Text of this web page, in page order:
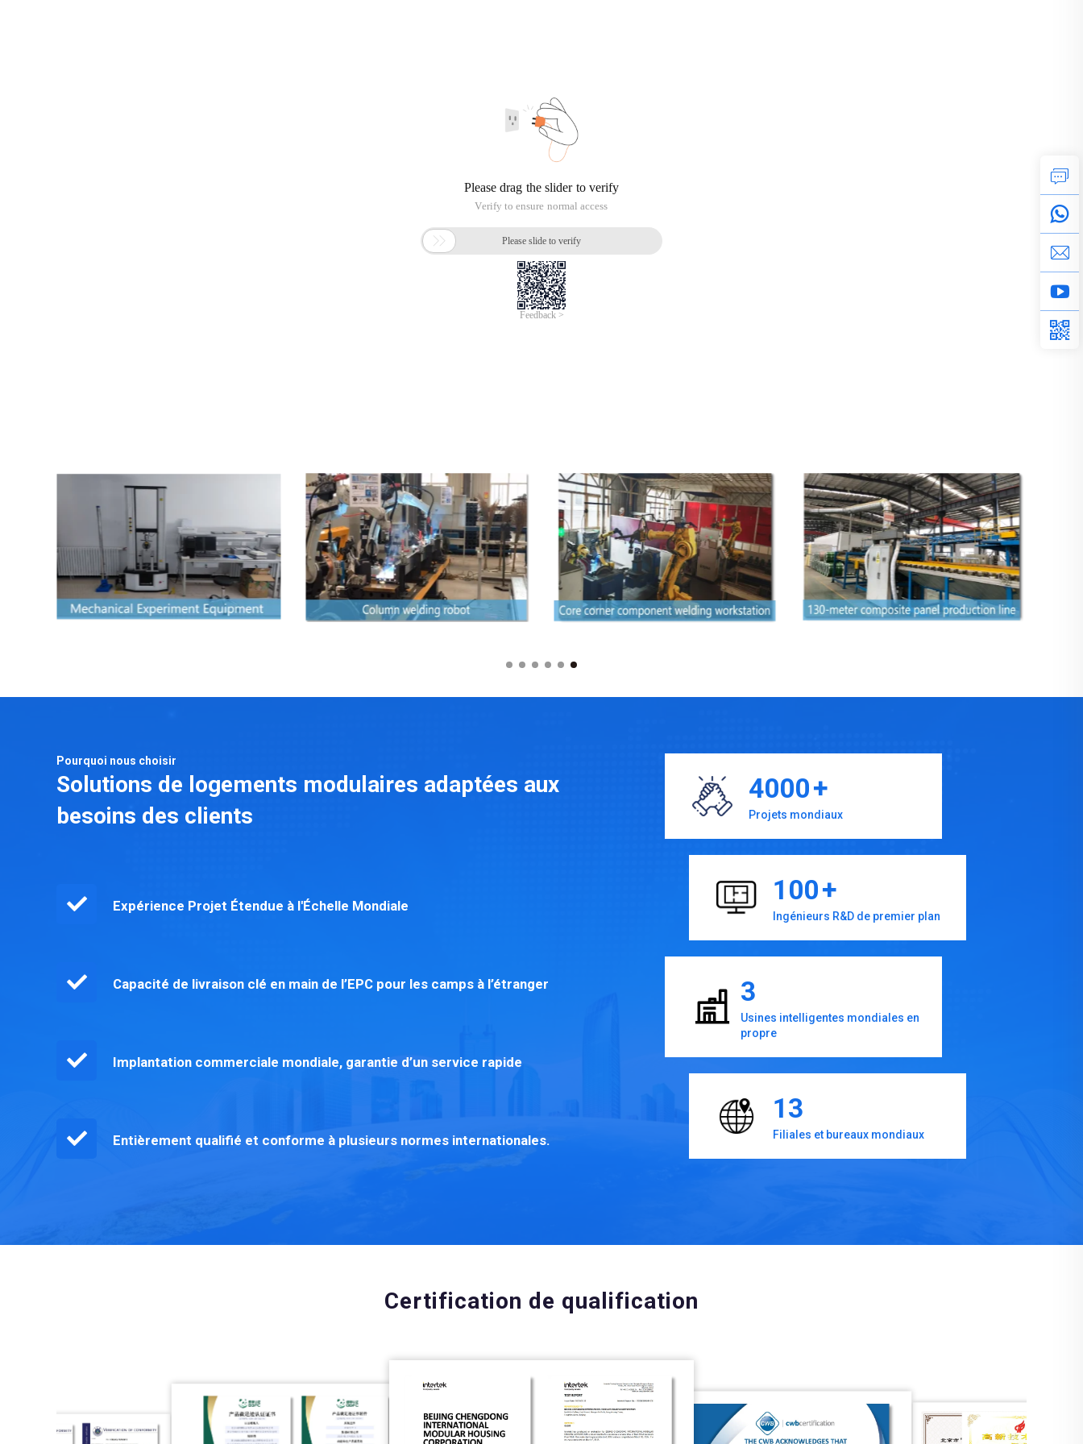
Pourquoi nous choisir
Solutions de logements modulaires adaptées aux
besoins des clients
Expérience Projet Étendue à l'Échelle Mondiale
Capacité de livraison clé en main de l’EPC pour les camps à l’étranger
Implantation commerciale mondiale, garantie d’un service rapide
Entièrement qualifié et conforme à plusieurs normes internationales.
4000+
Projets mondiaux
100+
Ingénieurs R&D de premier plan
3
Usines intelligentes mondiales en
propre
13
Filiales et bureaux mondiaux
Certification de qualification